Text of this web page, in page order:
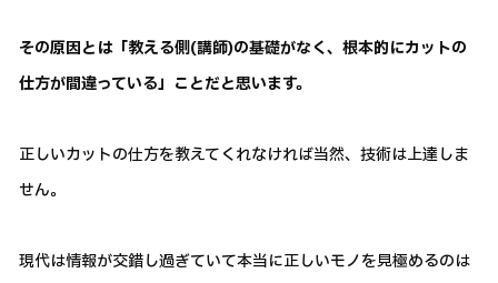
その原因とは「教える側(講師)の基礎がなく、根本的にカットの
仕方が間違っている」ことだと思います。
正しいカットの仕方を教えてくれなければ当然、技術は上達しま
せん。
現代は情報が交錯し過ぎていて本当に正しいモノを見極めるのは